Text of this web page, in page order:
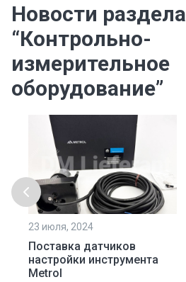
Новости раздела
“Контрольно-
измерительное
оборудование”
23 июля, 2024
Поставка датчиков
настройки инструмента
Metrol